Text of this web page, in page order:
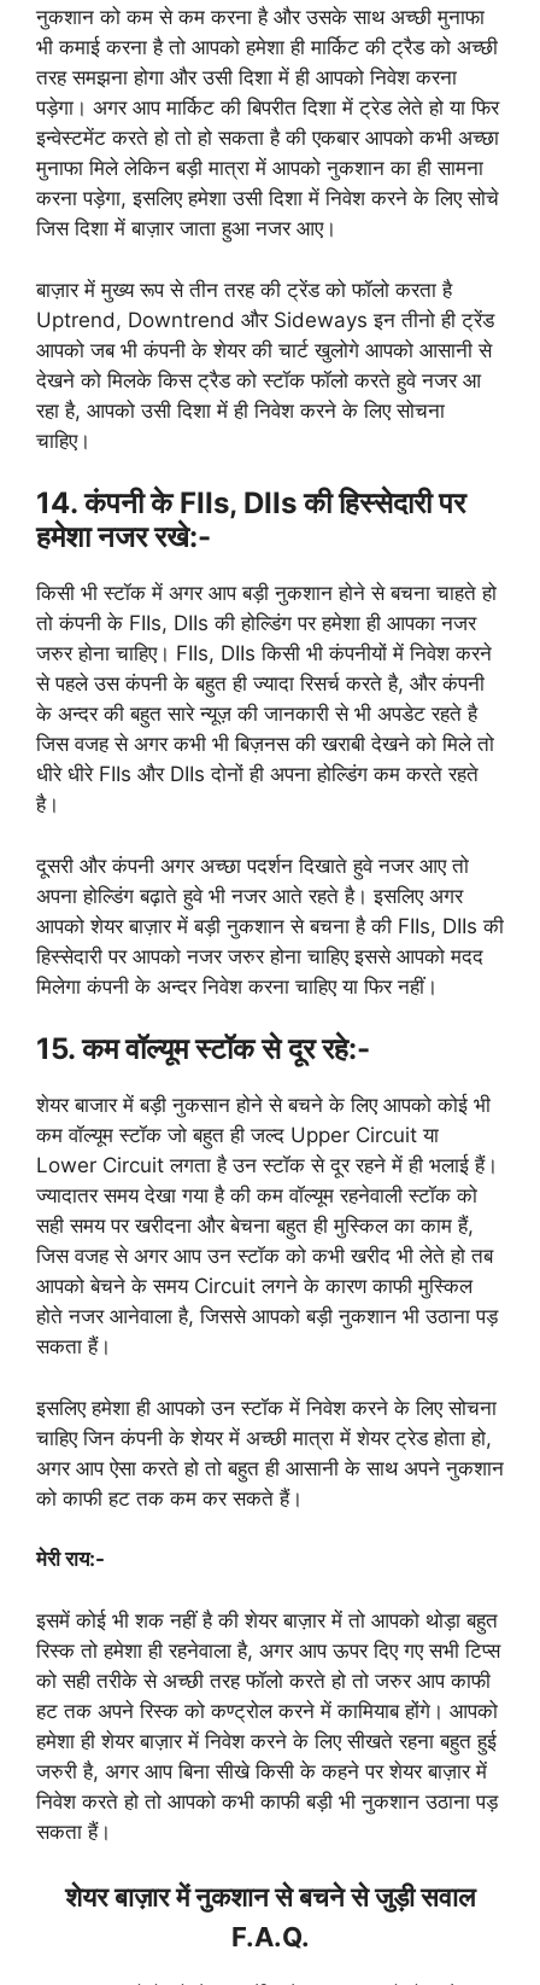
नुकशान को कम से कम करना है और उसके साथ अच्छी मुनाफा
भी कमाई करना है तो आपको हमेशा ही मार्किट की ट्रैड को अच्छी
तरह समझना होगा और उसी दिशा में ही आपको निवेश करना
पड़ेगा। अगर आप मार्किट की बिपरीत दिशा में ट्रेड लेते हो या फिर
इन्वेस्टमेंट करते हो तो हो सकता है की एकबार आपको कभी अच्छा
मुनाफा मिले लेकिन बड़ी मात्रा में आपको नुकशान का ही सामना
करना पड़ेगा, इसलिए हमेशा उसी दिशा में निवेश करने के लिए सोचे
जिस दिशा में बाज़ार जाता हुआ नजर आए।
बाज़ार में मुख्य रूप से तीन तरह की ट्रेंड को फॉलो करता है
Uptrend, Downtrend और Sideways इन तीनो ही ट्रेंड
आपको जब भी कंपनी के शेयर की चार्ट खुलोगे आपको आसानी से
देखने को मिलके किस ट्रैड को स्टॉक फॉलो करते हुवे नजर आ
रहा है, आपको उसी दिशा में ही निवेश करने के लिए सोचना
चाहिए।
14. कंपनी के FIIs, DIIs की हिस्सेदारी पर
हमेशा नजर रखे:-
किसी भी स्टॉक में अगर आप बड़ी नुकशान होने से बचना चाहते हो
तो कंपनी के FIIs, DIIs की होल्डिंग पर हमेशा ही आपका नजर
जरुर होना चाहिए। FIIs, DIIs किसी भी कंपनीयों में निवेश करने
से पहले उस कंपनी के बहुत ही ज्यादा रिसर्च करते है, और कंपनी
के अन्दर की बहुत सारे न्यूज़ की जानकारी से भी अपडेट रहते है
जिस वजह से अगर कभी भी बिज़नस की खराबी देखने को मिले तो
धीरे धीरे FIIs और DIIs दोनों ही अपना होल्डिंग कम करते रहते
है।
दूसरी और कंपनी अगर अच्छा पदर्शन दिखाते हुवे नजर आए तो
अपना होल्डिंग बढ़ाते हुवे भी नजर आते रहते है। इसलिए अगर
आपको शेयर बाज़ार में बड़ी नुकशान से बचना है की FIIs, DIIs की
हिस्सेदारी पर आपको नजर जरुर होना चाहिए इससे आपको मदद
मिलेगा कंपनी के अन्दर निवेश करना चाहिए या फिर नहीं।
15. कम वॉल्यूम स्टॉक से दूर रहे:-
शेयर बाजार में बड़ी नुकसान होने से बचने के लिए आपको कोई भी
कम वॉल्यूम स्टॉक जो बहुत ही जल्द Upper Circuit या
Lower Circuit लगता है उन स्टॉक से दूर रहने में ही भलाई हैं।
ज्यादातर समय देखा गया है की कम वॉल्यूम रहनेवाली स्टॉक को
सही समय पर खरीदना और बेचना बहुत ही मुस्किल का काम हैं,
जिस वजह से अगर आप उन स्टॉक को कभी खरीद भी लेते हो तब
आपको बेचने के समय Circuit लगने के कारण काफी मुस्किल
होते नजर आनेवाला है, जिससे आपको बड़ी नुकशान भी उठाना पड़
सकता हैं।
इसलिए हमेशा ही आपको उन स्टॉक में निवेश करने के लिए सोचना
चाहिए जिन कंपनी के शेयर में अच्छी मात्रा में शेयर ट्रेड होता हो,
अगर आप ऐसा करते हो तो बहुत ही आसानी के साथ अपने नुकशान
को काफी हट तक कम कर सकते हैं।
मेरी राय:-
इसमें कोई भी शक नहीं है की शेयर बाज़ार में तो आपको थोड़ा बहुत
रिस्क तो हमेशा ही रहनेवाला है, अगर आप ऊपर दिए गए सभी टिप्स
को सही तरीके से अच्छी तरह फॉलो करते हो तो जरुर आप काफी
हट तक अपने रिस्क को कण्ट्रोल करने में कामियाब होंगे। आपको
हमेशा ही शेयर बाज़ार में निवेश करने के लिए सीखते रहना बहुत हुई
जरुरी है, अगर आप बिना सीखे किसी के कहने पर शेयर बाज़ार में
निवेश करते हो तो आपको कभी काफी बड़ी भी नुकशान उठाना पड़
सकता हैं।
शेयर बाज़ार में नुकशान से बचने से जुड़ी सवाल
F.A.Q.